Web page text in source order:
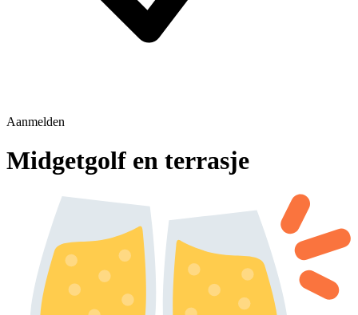
Aanmelden
Midgetgolf en terrasje